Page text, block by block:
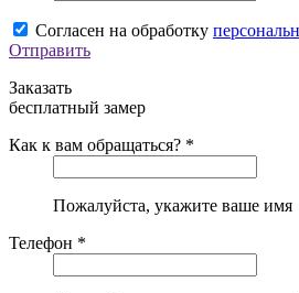
Согласен на обработку
Отправить
Заказать
бесплатный замер
Как к вам обращаться? *
Пожалуйста, укажите ваше имя
Телефон *